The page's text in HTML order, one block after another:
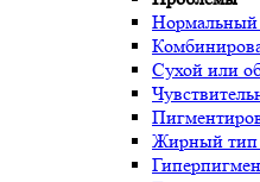
Сухой или
Жирный тип